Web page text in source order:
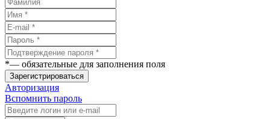
*— обязательные для заполнения поля
Зарегистрироваться
Авторизация
Вспомнить пароль